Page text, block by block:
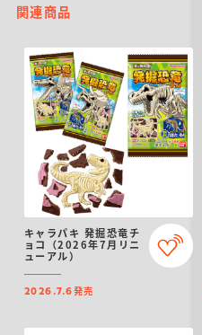
関連商品
キャラパキ 発掘恐竜チ
ョコ（2026年7月リニ
ューアル）
2026.7.6発売